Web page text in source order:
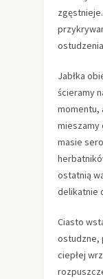
Jabłka
ścieramy
momentu,
mieszamy
masie
ostatnią
delikatnie
Ciasto
ostudzne,
ciepłej